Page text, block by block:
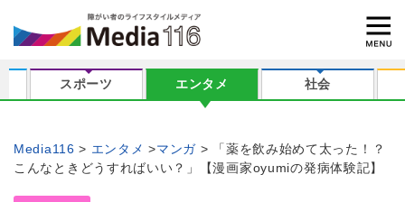
スポーツ エンタメ 社会
Media116 エンタメ マンガ
「薬を飲み始めて太った！？
こんなときどうすればいい？」【漫画家oyumiの発病体験記】